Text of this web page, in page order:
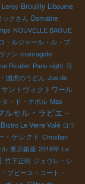
Leroy Brouilly Libourne
ックさん Domaine
NOUVELLE BAGUE
・ルジャール・ル・ブ
ァン mamagoto
Picatier Paris night ヨ
国虎のうどん Jus de
サントヴィクトワール
タ・ド・ナポル Mas
ルセル・ラピエ－
Le Verre Volé ロラ
・ゲシクト Christian
東京銀座 2018年 Le
竹下正樹 ジュヴレ・シ
プピーユ・コート・